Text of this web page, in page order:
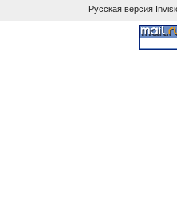
Русская версия